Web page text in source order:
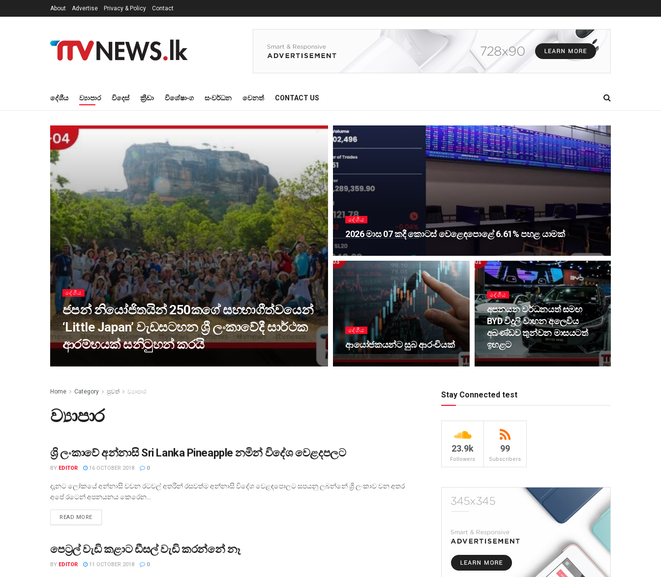
About Advertise Privacy & Policy Contact
දේශීය ව්‍යාපාර විදෙස් ක්‍රීඩා විශේෂාංග සංවර්ධන වෙනත් CONTACT US
දේශීය
ජපන් නියෝජිතයින් 250කගේ සහභාගීත්වයෙන්
‘Little Japan’ වැඩසටහන ශ්‍රී ලංකාවේදී සාර්ථක
ආරම්භයක් සනිටුහන් කරයි
දේශීය
2026 මාස 07 කදී කොටස් වෙළෙඳපොළේ 6.61% පහළ යාමක්
දේශීය
ආයෝජකයන්ට සුබ ආරංචියක්
දේශීය
අපනයන වර්ධනයත් සමඟ
BYD විදුලි වාහන අලෙවිය
අඛණ්ඩව තුන්වන මාසයටත්
ඉහළට
Home Category පුවත් ව්‍යාපාර
ව්‍යාපාර
ව්‍යාපාර
ශ්‍රි ලංකාවේ අන්නාසි Sri Lanka Pineapple නමින් විදේශ වෙළදපලට
BY EDITOR 16 OCTOBER 2018 0
දැනට ලෝකයේ අන්නාසි වවන රටවල් අතරින් රසවත්ම අන්නාසි විදේශ වෙළඳපොලට සපයනු ලබන්නේ ශ්‍රි ලංකාව වන අතර
අපේ රටෙන් අපනයනය කෙරෙන...
READ MORE
ව්‍යාපාර
පෙට්‍රල් වැඩි කළාට ඩීසල් වැඩි කරන්නේ නෑ
BY EDITOR 11 OCTOBER 2018 0
Stay Connected test
23.9k
Followers
99
Subscribers